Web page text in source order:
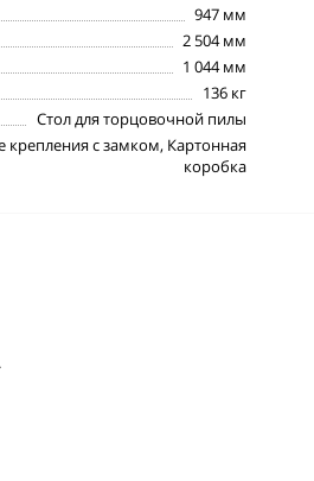
947 мм
2 504 мм
1 044 мм
136 кг
Стол для торцовочной пилы
с замком, Картонная
коробка